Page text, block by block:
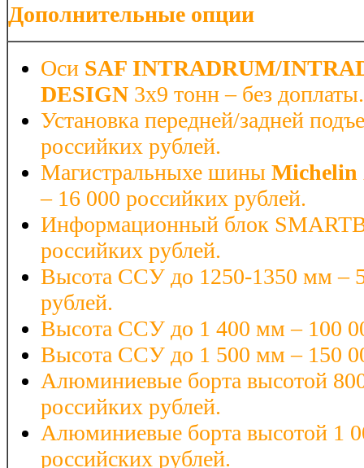
Дополнительные опции
Оси SAF INTRADRUM/
DESIGN 3х9 тонн – без доплаты.
Установка передней/задней
российких рублей.
Магистральныхе шины Michelin
– 16 000 российких рублей.
Информационный блок
российких рублей.
Высота ССУ до 1250-1350 мм –
рублей.
Высота ССУ до 1 400 мм – 100
Высота ССУ до 1 500 мм – 150
Алюминиевые борта высотой
российких рублей.
Алюминиевые борта высотой 1
российских рублей.